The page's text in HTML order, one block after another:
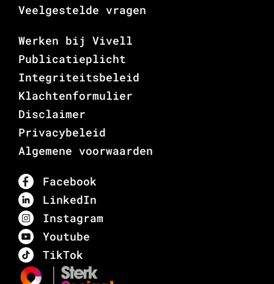
Veelgestelde vragen
Werken bij Vivell
Publicatieplicht
Integriteitsbeleid
Klachtenformulier
Disclaimer
Privacybeleid
Algemene voorwaarden
Facebook
LinkedIn
Instagram
Youtube
TikTok